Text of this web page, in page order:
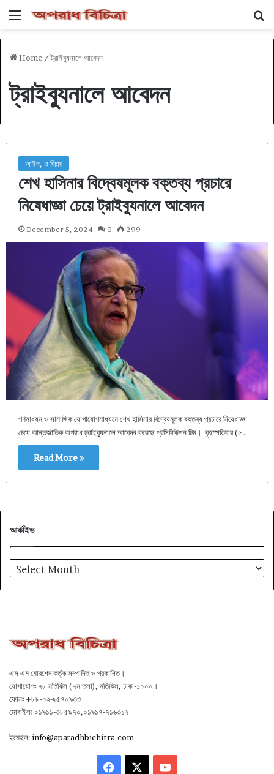
Menu
Home / ট্রাইব্যুনালে আবেদন
ট্রাইব্যুনালে আবেদন
আইন, ও বিচার
শেখ হাসিনার বিদ্বেষমূলক বক্তব্য প্রচারে
নিষেধাজ্ঞা চেয়ে ট্রাইব্যুনালে আবেদন
December 5, 2024 0 299
গণমাধ্যম ও সামাজিক যোগাযোগমাধ্যমে শেখ হাসিনার বিদ্বেষমূলক বক্তব্য প্রচারে নিষেধাজ্ঞা
চেয়ে আন্তর্জাতিক অপরাধ ট্রাইব্যুনালে আবেদন করেছে প্রসিকিউশন টিম। বৃহস্পতিবার (৫…
Read More »
আর্কাইভ
আর্কাইভ
এস এম মোরশেদ কর্তৃক সম্পাদিত ও প্রকাশিত।
যোগাযোগঃ ৭৮ মতিঝিল (৭ম তলা), মতিঝিল, ঢাকা-১০০০।
ফোনঃ +৮৮-০২-৯৫৭০৯৩৩
মোবাইলঃ ০১৯১১-৩৮৫৯৭০,০১৯১৭-৭১৬৩১২
ইমেইল:info@aparadhbichitra.com
Facebook YouTube